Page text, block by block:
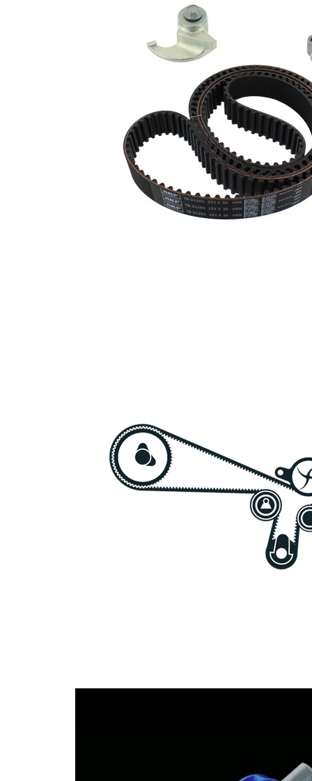
Produktlista
Artikelnummer
Tand/styrremssats
VKMA 01903
VKPC 81811 1